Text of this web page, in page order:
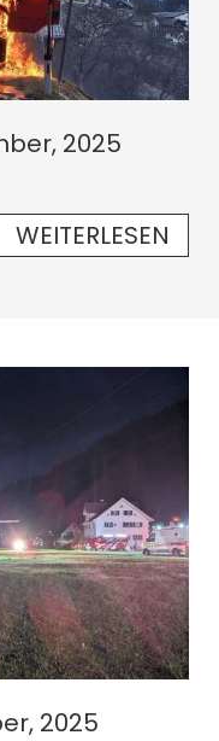
2025
WEITERLESEN
2025